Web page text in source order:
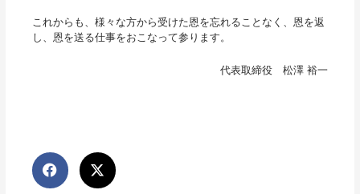
これからも、様々な方から受けた恩を忘れることなく、恩を返
し、恩を送る仕事をおこなって参ります。
代表取締役 松澤 裕一